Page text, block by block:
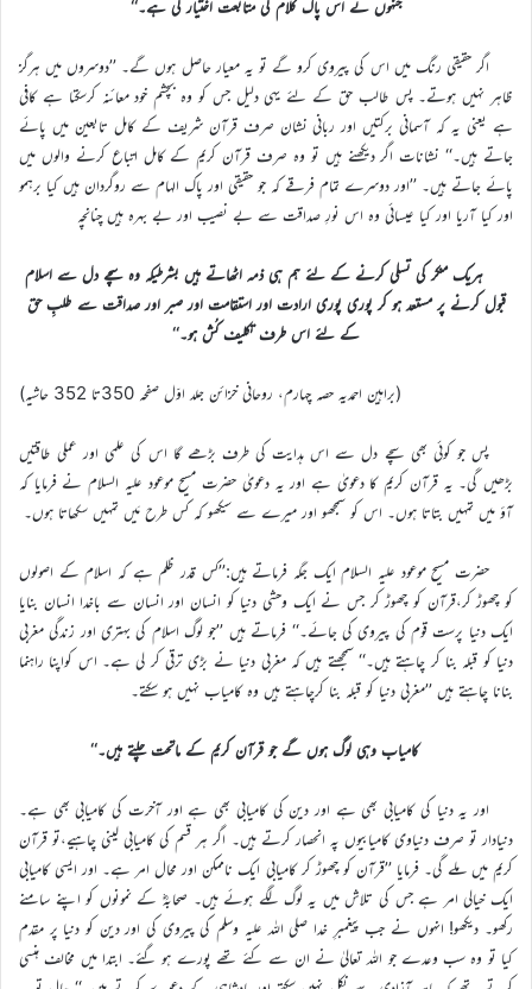
جنہوں نے اس پاک کلام کی متابعت اختیار کی ہے۔‘‘
اگر حقیقی رنگ میں اس کی پیروی کرو گے تو یہ معیار حاصل ہوں گے۔ ’’دوسروں میں ہرگز
ظاہر نہیں ہوتے۔ پس طالب حق کے لئے یہی دلیل جس کو وہ بچشم خود معائنہ کرسکتا ہے کافی
ہے یعنی یہ کہ آسمانی برکتیں اور ربانی نشان صرف قرآن شریف کے کامل تابعین میں پائے
جاتے ہیں۔‘‘ نشانات اگر دیکھنے ہیں تو وہ صرف قرآن کریم کے کامل اتباع کرنے والوں میں
پائے جاتے ہیں۔ ’’اور دوسرے تمام فرقے کہ جو حقیقی اور پاک الہام سے روگردان ہیں کیا برہمو
اور کیا آریا اور کیا عیسائی وہ اس نورِ صداقت سے بے نصیب اور بے بہرہ ہیں چنانچہ
ہریک منکر کی تسلی کرنے کے لئے ہم ہی ذمہ اٹھاتے ہیں بشرطیکہ وہ سچے دل سے اسلام
قبول کرنے پر مستعد ہو کر پوری پوری ارادت اور استقامت اور صبر اور صداقت سے طلبِ حق
کے لئے اس طرف تکلیف کُش ہو۔‘‘
(براہین احمدیہ حصہ چہارم، روحانی خزائن جلد اوّل صفحہ 350تا 352 حاشیہ)
پس جو کوئی بھی سچے دل سے اس ہدایت کی طرف بڑھے گا اس کی علمی اور عملی طاقتیں
بڑھیں گی۔ یہ قرآن کریم کا دعویٰ ہے اور یہ دعویٰ حضرت مسیح موعود علیہ السلام نے فرمایا کہ
آؤ میں تمہیں بتاتا ہوں۔ اس کو سمجھو اور میرے سے سیکھو کہ کس طرح مَیں تمہیں سکھاتا ہوں۔
حضرت مسیح موعود علیہ السلام ایک جگہ فرماتے ہیں:’’کس قدر ظلم ہے کہ اسلام کے اصولوں
کو چھوڑ کر،قرآن کو چھوڑ کر جس نے ایک وحشی دنیا کو انسان اور انسان سے باخدا انسان بنایا
ایک دنیا پرست قوم کی پیروی کی جائے۔‘‘ فرماتے ہیں ’’جو لوگ اسلام کی بہتری اور زندگی مغربی
دنیا کو قبلہ بنا کر چاہتے ہیں۔‘‘ سمجھتے ہیں کہ مغربی دنیا نے بڑی ترقی کر لی ہے۔ اس کواپنا راہنما
بنانا چاہتے ہیں ’’مغربی دنیا کو قبلہ بنا کرچاہتے ہیں وہ کامیاب نہیں ہو سکتے۔
کامیاب وہی لوگ ہوں گے جو قرآن کریم کے ماتحت چلتے ہیں۔‘‘
اور یہ دنیا کی کامیابی بھی ہے اور دین کی کامیابی بھی ہے اور آخرت کی کامیابی بھی ہے۔
دنیادار تو صرف دنیاوی کامیابیوں پہ انحصار کرتے ہیں۔ اگر ہر قسم کی کامیابی لینی چاہیے،تو قرآن
کریم میں ملے گی۔ فرمایا ’’قرآن کو چھوڑ کر کامیابی ایک ناممکن اور محال امر ہے۔ اور ایسی کامیابی
ایک خیالی امر ہے جس کی تلاش میں یہ لوگ لگے ہوئے ہیں۔ صحابہؓ کے نمونوں کو اپنے سامنے
رکھو۔ دیکھو! انہوں نے جب پیغمبرِ خدا صلی اللہ علیہ وسلم کی پیروی کی اور دین کو دنیا پر مقدم
کیا تو وہ سب وعدے جو اللہ تعالیٰ نے ان سے کئے تھے پورے ہو گئے۔ ابتدا میں مخالف ہنسی